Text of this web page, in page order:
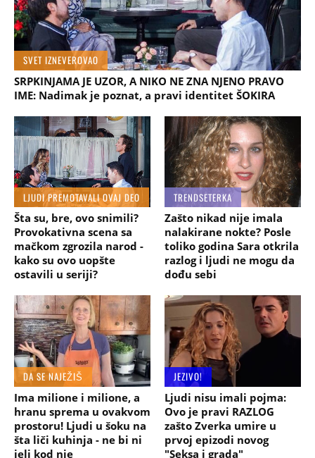
SVET IZNEVEROVAO
SRPKINJAMA JE UZOR, A NIKO NE ZNA NJENO PRAVO
IME: Nadimak je poznat, a pravi identitet ŠOKIRA
LJUDI PREMOTAVALI OVAJ DEO
Šta su, bre, ovo snimili?
Provokativna scena sa
mačkom zgrozila narod -
kako su ovo uopšte
ostavili u seriji?
TRENDSETERKA
Zašto nikad nije imala
nalakirane nokte? Posle
toliko godina Sara otkrila
razlog i ljudi ne mogu da
dođu sebi
DA SE NAJEŽIŠ
Ima milione i milione, a
hranu sprema u ovakvom
prostoru! Ljudi u šoku na
šta liči kuhinja - ne bi ni
jeli kod nje
JEZIVO!
Ljudi nisu imali pojma:
Ovo je pravi RAZLOG
zašto Zverka umire u
prvoj epizodi novog
"Seksa i grada"